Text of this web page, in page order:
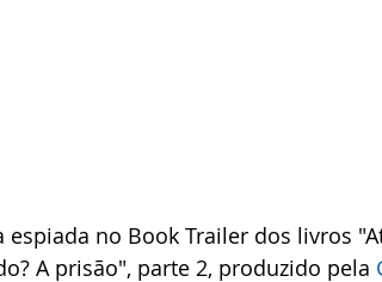
espiada no Book Trailer dos livros
A prisão", parte 2, produzido pela